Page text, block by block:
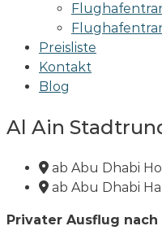
Preisliste
Kontakt
Blog
Al Ain
ab Abu Dhabi
ab Abu Dhabi
Privater Ausflug nach